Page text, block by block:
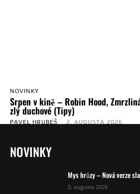
NOVINKY
Srpen v kině – Robin Hood,
zlý duchové (Tipy)
PAVEL HRUBEŠ - 2. AUGUSTA 2026
NOVINKY
Mys hrůzy – Nová verze
5. augusta 2026